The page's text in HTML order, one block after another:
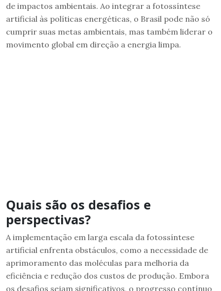
de impactos ambientais. Ao integrar a fotossíntese
artificial às políticas energéticas, o Brasil pode não só
cumprir suas metas ambientais, mas também liderar o
movimento global em direção a energia limpa.
Quais são os desafios e
perspectivas?
A implementação em larga escala da fotossíntese
artificial enfrenta obstáculos, como a necessidade de
aprimoramento das moléculas para melhoria da
eficiência e redução dos custos de produção. Embora
os desafios sejam significativos, o progresso contínuo